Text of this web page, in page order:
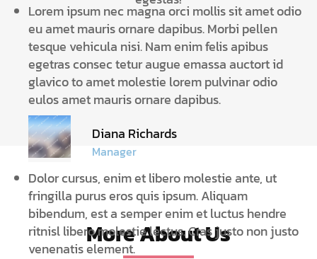
Lorem ipsum nec magna orci mollis sit amet odio
eu amet mauris ornare dapibus. Morbi pellen
tesque vehicula nisi. Nam enim felis apibus
egetras consec tetur augue emassa auctort id
glavico to amet molestie lorem pulvinar odio
eulos amet mauris ornare dapibus.
Diana Richards
Manager
Dolor cursus, enim et libero molestie ante, ut
fringilla purus eros quis ipsum. Aliquam
bibendum, est a semper enim et luctus hendre
ritnisl libero molestie lectus. Cras justo non justo
venenatis element.More About Us